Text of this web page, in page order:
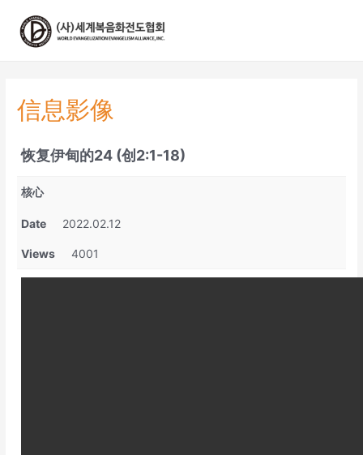
信息影像
恢复伊甸的24 (创2:1-18)
核心
Date 2022.02.12
Views 4001